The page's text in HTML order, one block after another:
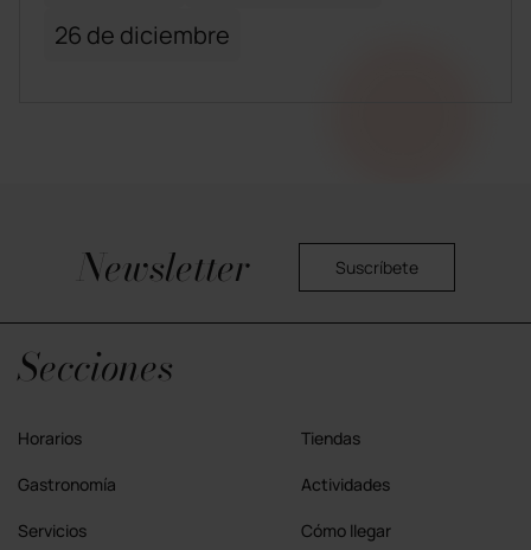
26 de diciembre
Newsletter Suscríbete
Secciones
Horarios Tiendas
Gastronomía Actividades
Servicios Cómo llegar